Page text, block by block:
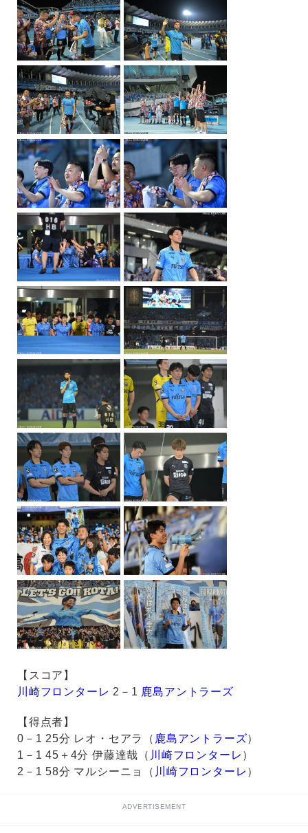
【スコア】
川崎フロンターレ 2－1 鹿島アントラーズ
【得点者】
0－1 25分 レオ・セアラ（ 鹿島アントラーズ）
1－1 45＋4分 伊藤達哉（ 川崎フロンターレ ）
2－1 58分 マルシーニョ（ 川崎フロンターレ ）
ADVERTISEMENT